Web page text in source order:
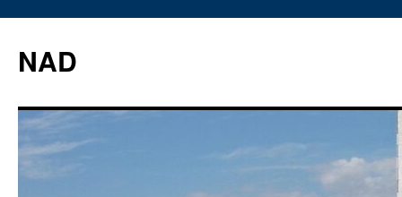
contenuto
NAD